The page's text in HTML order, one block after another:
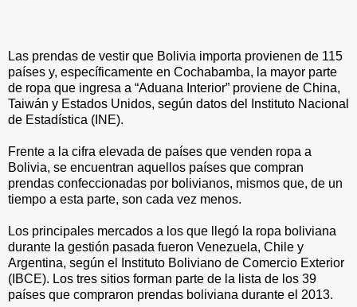
Las prendas de vestir que Bolivia importa provienen de 115
países y, específicamente en Cochabamba, la mayor parte
de ropa que ingresa a “Aduana Interior” proviene de China,
Taiwán y Estados Unidos, según datos del Instituto Nacional
de Estadística (INE).
Frente a la cifra elevada de países que venden ropa a
Bolivia, se encuentran aquellos países que compran
prendas confeccionadas por bolivianos, mismos que, de un
tiempo a esta parte, son cada vez menos.
Los principales mercados a los que llegó la ropa boliviana
durante la gestión pasada fueron Venezuela, Chile y
Argentina, según el Instituto Boliviano de Comercio Exterior
(IBCE). Los tres sitios forman parte de la lista de los 39
países que compraron prendas boliviana durante el 2013.